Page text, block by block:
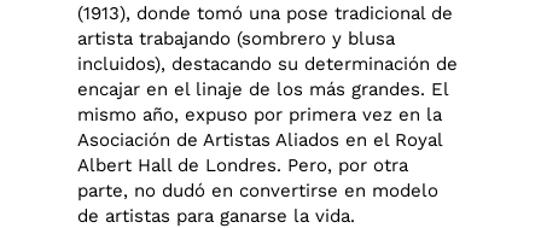
(1913), donde tomó una pose tradicional de
artista trabajando (sombrero y blusa
incluidos), destacando su determinación de
encajar en el linaje de los más grandes. El
mismo año, expuso por primera vez en la
Asociación de Artistas Aliados en el Royal
Albert Hall de Londres. Pero, por otra
parte, no dudó en convertirse en modelo
de artistas para ganarse la vida.